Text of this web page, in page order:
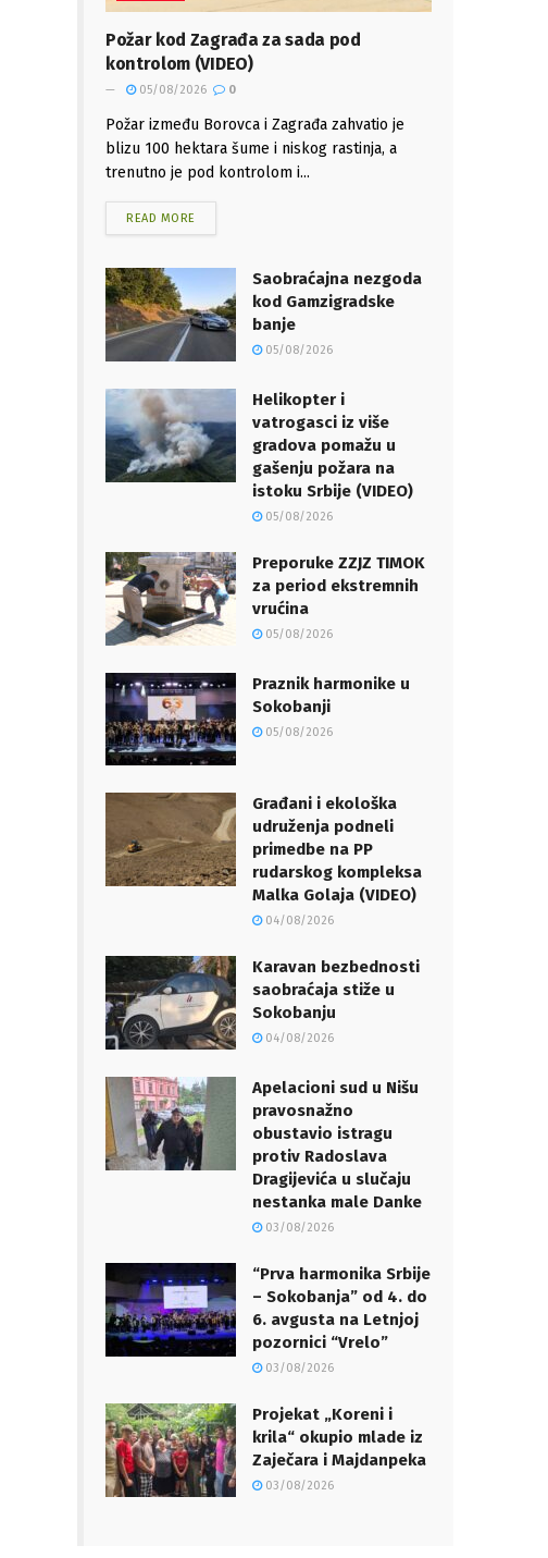
Požar kod Zagrađa za sada pod
kontrolom (VIDEO)
05/08/2026 0
Požar između Borovca i Zagrađa zahvatio je
blizu 100 hektara šume i niskog rastinja, a
trenutno je pod kontrolom i...
READ MORE
Saobraćajna nezgoda
kod Gamzigradske
banje
05/08/2026
Helikopter i
vatrogasci iz više
gradova pomažu u
gašenju požara na
istoku Srbije (VIDEO)
05/08/2026
Preporuke ZZJZ TIMOK
za period ekstremnih
vrućina
05/08/2026
Praznik harmonike u
Sokobanji
05/08/2026
Građani i ekološka
udruženja podneli
primedbe na PP
rudarskog kompleksa
Malka Golaja (VIDEO)
04/08/2026
Karavan bezbednosti
saobraćaja stiže u
Sokobanju
04/08/2026
Apelacioni sud u Nišu
pravosnažno
obustavio istragu
protiv Radoslava
Dragijevića u slučaju
nestanka male Danke
03/08/2026
“Prva harmonika Srbije
– Sokobanja” od 4. do
6. avgusta na Letnjoj
pozornici “Vrelo”
03/08/2026
Projekat „Koreni i
krila“ okupio mlade iz
Zaječara i Majdanpeka
03/08/2026